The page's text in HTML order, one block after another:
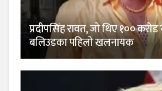
प्रदीपसिंह रावत, जो थिए १००
बलिउडका पहिलो खलनायक